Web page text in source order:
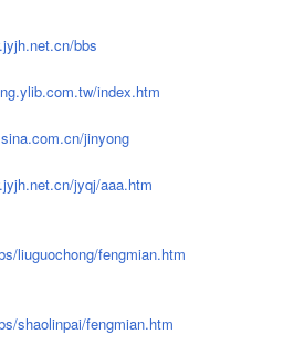
bbs
index.htm
jinyong
jyqj/aaa.htm
liuguochong/fengmian.htm
shaolinpai/fengmian.htm